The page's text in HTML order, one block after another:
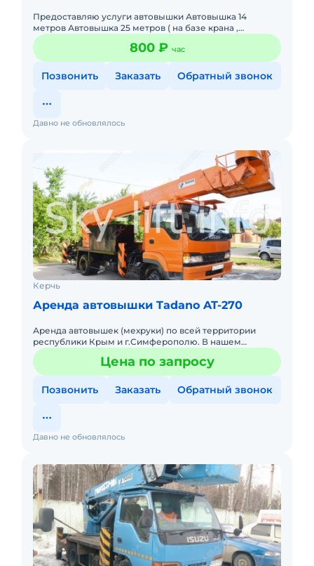
Предоставляю услуги автовышки Автовышка 14
метров Автовышка 25 метров ( на базе крана ,
корейская монтажная люлька)
800 ₽ час
Позвонить Заказать Обратный звонок
Давно не обновлялось
Керчь
Аренда автовышки Tadano AT-270
Аренда автовышек (мехруки) по всей территории
республики Крым и г.Симферополю. В нашем
автопарке большой выбор автогидроподъемников с
максимальной высотой подъе
Цена по запросу
Позвонить Заказать Обратный звонок
Давно не обновлялось